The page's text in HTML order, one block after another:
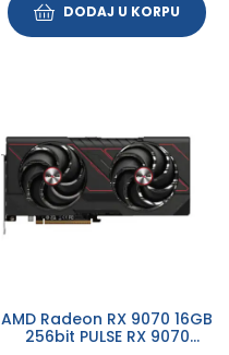
DODAJ U KORPU
AMD Radeon RX 9070 16GB
256bit PULSE RX 9070